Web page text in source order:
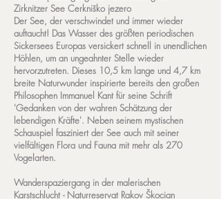
Zirknitzer See Cerkniško jezero
Der See, der verschwindet und immer wieder
auftaucht! Das Wasser des größten periodischen
Sickersees Europas versickert schnell in unendlichen
Höhlen, um an ungeahnter Stelle wieder
hervorzutreten. Dieses 10,5 km lange und 4,7 km
breite Naturwunder inspirierte bereits den großen
Philosophen Immanuel Kant für seine Schrift
'Gedanken von der wahren Schätzung der
lebendigen Kräfte'. Neben seinem mystischen
Schauspiel fasziniert der See auch mit seiner
vielfältigen Flora und Fauna mit mehr als 270
Vogelarten.
Wanderspaziergang in der malerischen
Karstschlucht - Naturreservat Rakov Škocian